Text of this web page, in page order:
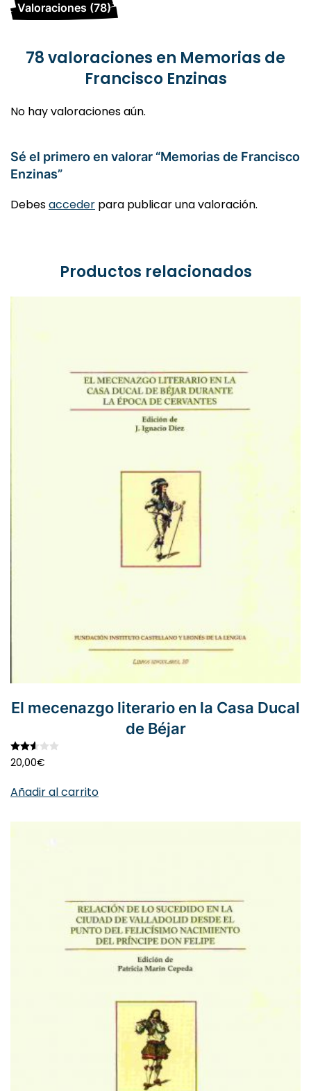
Valoraciones (78)
78 valoraciones en Memorias de
Francisco Enzinas
No hay valoraciones aún.
Sé el primero en valorar “Memorias de Francisco
Enzinas”
Debesacceder para publicar una valoración.
Productos relacionados
El mecenazgo literario en la Casa Ducal
de Béjar
20,00€
Añadir al carrito